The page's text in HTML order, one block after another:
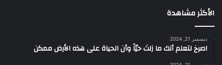
الأكثر مشاهدة
ديسمبر 21, 2024
‫اصرخ لتعلم أنك ما زلتَ حيّاً وأن الحياة على هذه الأرض ممكن